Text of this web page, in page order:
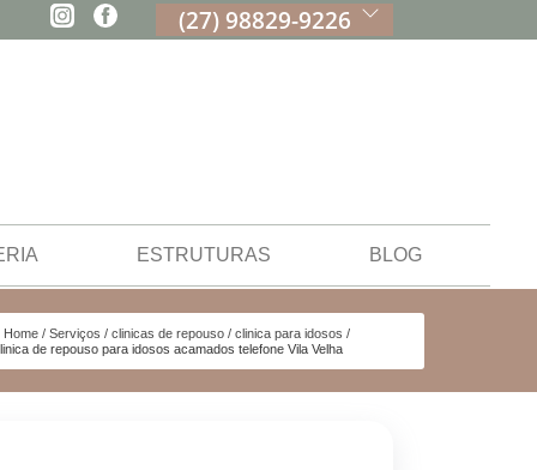
(27) 98829-9226
ESTRUTURAS BLOG
Home Serviços clinicas de repouso
clinica para idosos
de repouso para idosos acamados telefone Vila Velha